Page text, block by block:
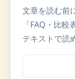
文章を読む前
「FAQ・比
テキストで読